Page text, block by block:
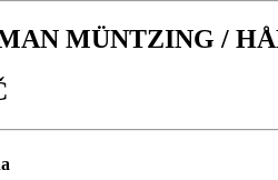
MÜNTZING /